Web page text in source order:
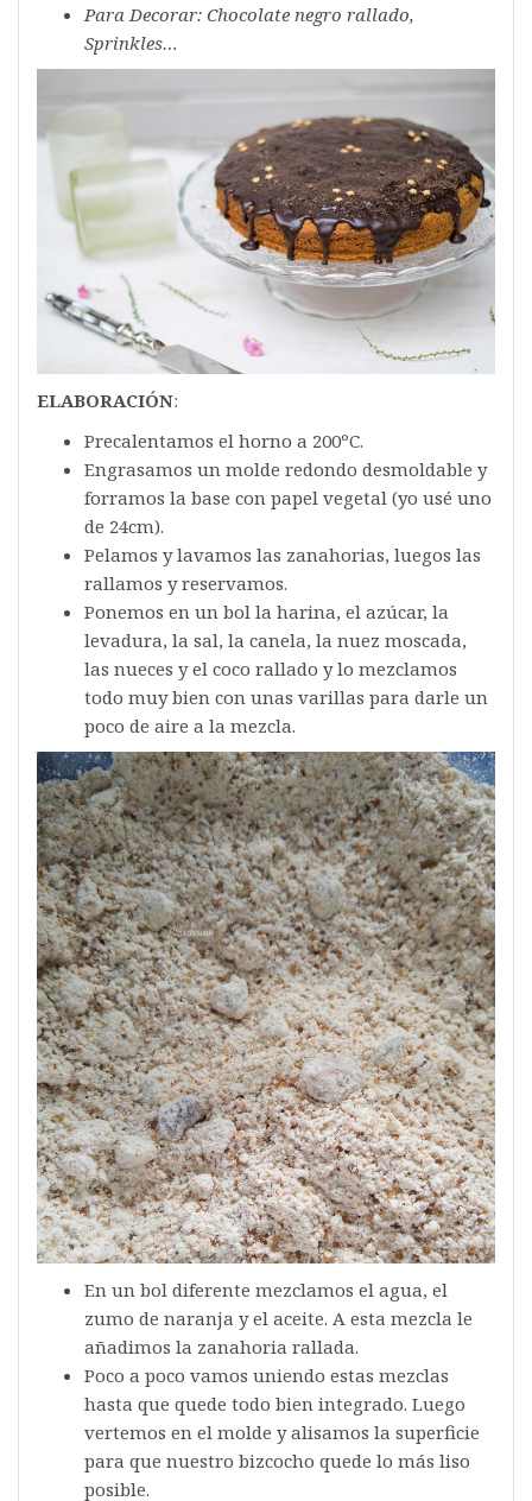
Para Decorar: Chocolate negro rallado,
Sprinkles…
ELABORACIÓN:
Precalentamos el horno a 200ºC.
Engrasamos un molde redondo desmoldable y
forramos la base con papel vegetal (yo usé uno
de 24cm).
Pelamos y lavamos las zanahorias, luegos las
rallamos y reservamos.
Ponemos en un bol la harina, el azúcar, la
levadura, la sal, la canela, la nuez moscada,
las nueces y el coco rallado y lo mezclamos
todo muy bien con unas varillas para darle un
poco de aire a la mezcla.
En un bol diferente mezclamos el agua, el
zumo de naranja y el aceite. A esta mezcla le
añadimos la zanahoria rallada.
Poco a poco vamos uniendo estas mezclas
hasta que quede todo bien integrado. Luego
vertemos en el molde y alisamos la superficie
para que nuestro bizcocho quede lo más liso
posible.